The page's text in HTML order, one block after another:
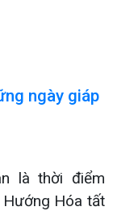
ngày giáp
là thời điểm
Hóa tất